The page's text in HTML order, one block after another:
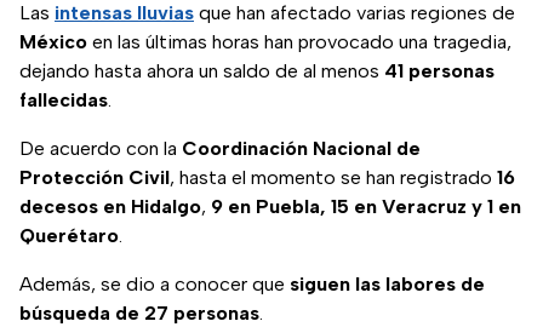
Las intensas lluvias que han afectado varias regiones de
México en las últimas horas han provocado una tragedia,
dejando hasta ahora un saldo de al menos 41 personas
fallecidas.
De acuerdo con la Coordinación Nacional de
Protección Civil, hasta el momento se han registrado 16
decesos en Hidalgo, 9 en Puebla, 15 en Veracruz y 1 en
Querétaro.
Además, se dio a conocer que siguen las labores de
búsqueda de 27 personas.